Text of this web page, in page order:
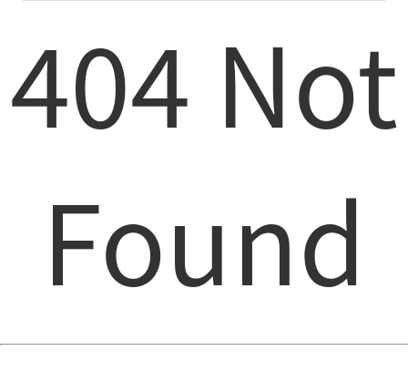
404 Not
Found